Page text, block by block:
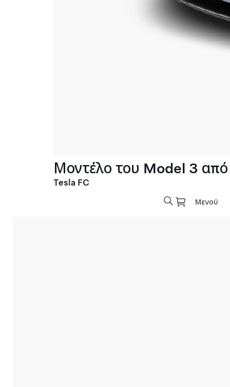
Μοντέλο του Model 3 από
Tesla FC
Μενού